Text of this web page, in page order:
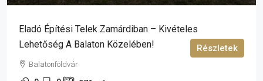
Eladó Építési Telek Zamárdiban – Kivételes
Lehetőség A Balaton Közelében!
Balatonföldvár
Részletek